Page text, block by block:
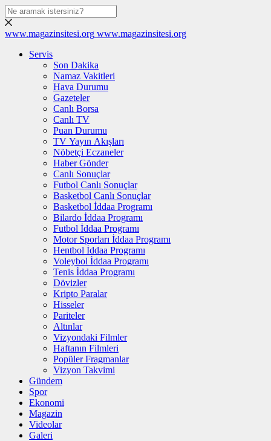
www.magazinsitesi.org www.magazinsitesi.org
Servis
Son Dakika
Namaz Vakitleri
Hava Durumu
Gazeteler
Canlı Borsa
Canlı TV
Puan Durumu
TV Yayın Akışları
Nöbetçi Eczaneler
Haber Gönder
Canlı Sonuçlar
Futbol Canlı Sonuçlar
Basketbol Canlı Sonuçlar
Basketbol İddaa Programı
Bilardo İddaa Programı
Futbol İddaa Programı
Motor Sporları İddaa Programı
Hentbol İddaa Programı
Voleybol İddaa Programı
Tenis İddaa Programı
Dövizler
Kripto Paralar
Hisseler
Pariteler
Altınlar
Vizyondaki Filmler
Haftanın Filmleri
Popüler Fragmanlar
Vizyon Takvimi
Gündem
Spor
Ekonomi
Magazin
Videolar
Galeri